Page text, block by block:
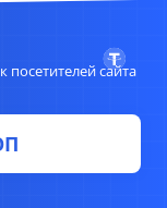
14 июля 2026
сайта